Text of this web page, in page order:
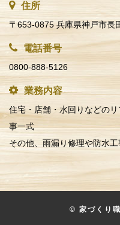
住所
〒653-0875 兵庫県神戸市長
電話番号
0800-888-5126
業務内容
住宅・店舗・水回りなどの
事一式
その他、雨漏り修理や防水
© 家づくり